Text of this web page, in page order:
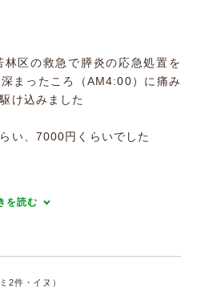
区の救急で膵炎の応急処置を
まったころ（AM4:00）に痛み
け込みました
い、7000円くらいでした
を読む
2件・イヌ）